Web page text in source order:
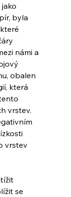
byla
námi a
obalen
která
vrstev.
vrstev
se